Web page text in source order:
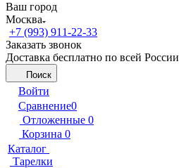
Ваш город
Москва
+7 (993) 911-22-33
Заказать звонок
Доставка бесплатно по всей России
Поиск
Войти
Сравнение0
Отложенные 0
Корзина 0
Каталог
Тарелки